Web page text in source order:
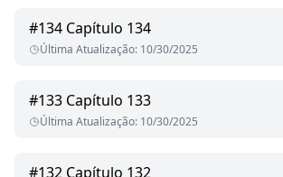
#134 Capítulo 134
Última Atualização: 10/30/2025
#133 Capítulo 133
Última Atualização: 10/30/2025
#132 Capítulo 132